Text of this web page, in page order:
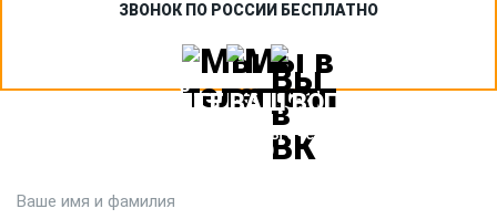
ЗВОНОК ПО РОССИИ БЕСПЛАТНО
ЗАДАЙТЕ ВАШ ВОПРОС
Или кратко опишите ситуацию. Мы очень быстро свяжемся с
вами :)